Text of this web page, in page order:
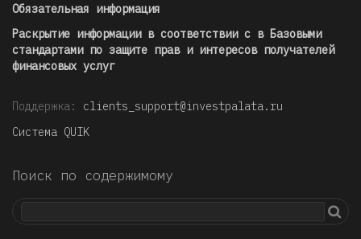
Обязательная информация
Раскрытие информации в соответствии с в Базовыми
стандартами по защите прав и интересов получателей
финансовых услуг
Поддержка: clients_support@investpalata.ru
Система QUIK
Поиск по содержимому